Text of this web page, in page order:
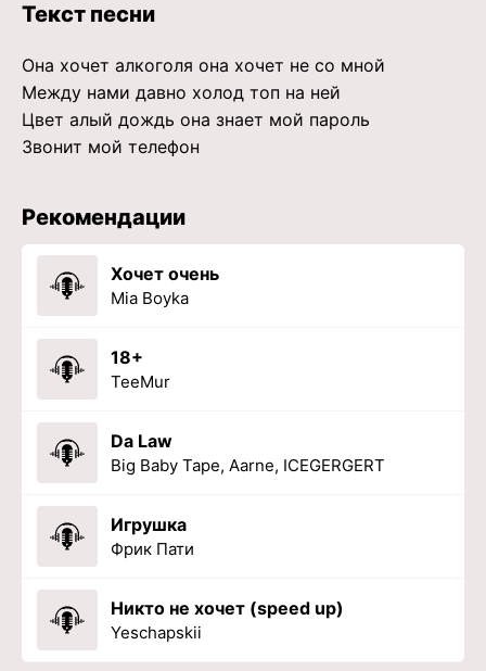
Текст песни
Она хочет алкоголя она хочет не со мной
Между нами давно холод топ на ней
Цвет алый дождь она знает мой пароль
Звонит мой телефон
Рекомендации
Хочет очень
Mia Boyka
18+
TeeMur
Da Law
Big Baby Tape, Aarne, ICEGERGERT
Игрушка
Фрик Пати
Никто не хочет (speed up)
Yeschapskii